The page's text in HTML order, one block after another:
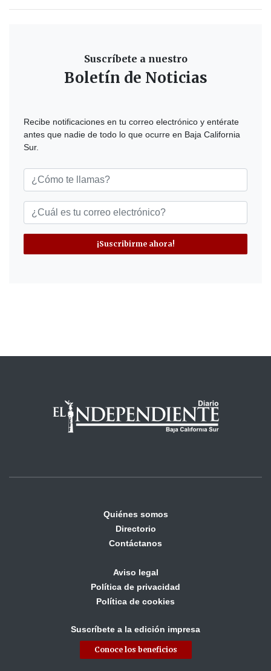
Suscríbete a nuestro
Boletín de Noticias
Recibe notificaciones en tu correo electrónico y entérate
antes que nadie de todo lo que ocurre en Baja California
Sur.
¡Suscribirme ahora!
Quiénes somos
Directorio
Contáctanos
Aviso legal
Política de privacidad
Política de cookies
Suscríbete a la edición impresa
Conoce los beneficios